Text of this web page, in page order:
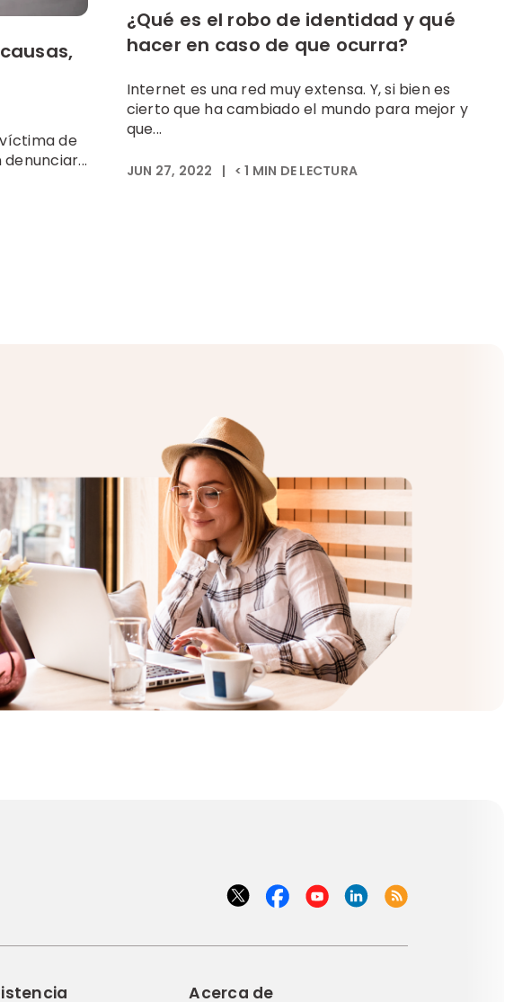
de
¿Qué es el robo de identidad y qué
hacer en caso de que ocurra?
Internet es una red muy extensa. Y, si bien es
cierto que ha cambiado el mundo para mejor y
que...
JUN 27, 2022 | < 1 MIN DE LECTURA
Acerca de